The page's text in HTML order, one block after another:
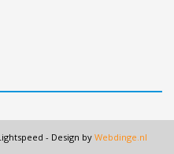
- Design by Webdinge.nl